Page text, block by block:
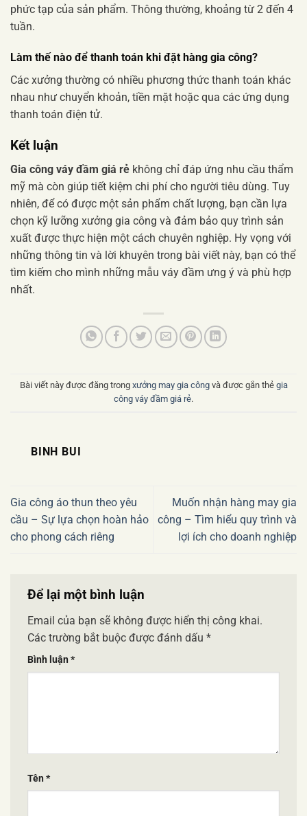
phức tạp của sản phẩm. Thông thường, khoảng từ 2 đến 4
tuần.
Làm thế nào để thanh toán khi đặt hàng gia công?
Các xưởng thường có nhiều phương thức thanh toán khác
nhau như chuyển khoản, tiền mặt hoặc qua các ứng dụng
thanh toán điện tử.
Kết luận
Gia công váy đầm giá rẻ không chỉ đáp ứng nhu cầu thẩm
mỹ mà còn giúp tiết kiệm chi phí cho người tiêu dùng. Tuy
nhiên, để có được một sản phẩm chất lượng, bạn cần lựa
chọn kỹ lưỡng xưởng gia công và đảm bảo quy trình sản
xuất được thực hiện một cách chuyên nghiệp. Hy vọng với
những thông tin và lời khuyên trong bài viết này, bạn có thể
tìm kiếm cho mình những mẫu váy đầm ưng ý và phù hợp
nhất.
Bài viết này được đăng trong xưởng may gia côngvà được gắn thẻ gia
công váy đầm giá rẻ.
BINH BUI
Gia công áo thun theo yêu
cầu – Sự lựa chọn hoàn hảo
cho phong cách riêng
Muốn nhận hàng may gia
công – Tìm hiểu quy trình và
lợi ích cho doanh nghiệp
Để lại một bình luận
Email của bạn sẽ không được hiển thị công khai.
Các trường bắt buộc được đánh dấu *
Bình luận *
Tên *